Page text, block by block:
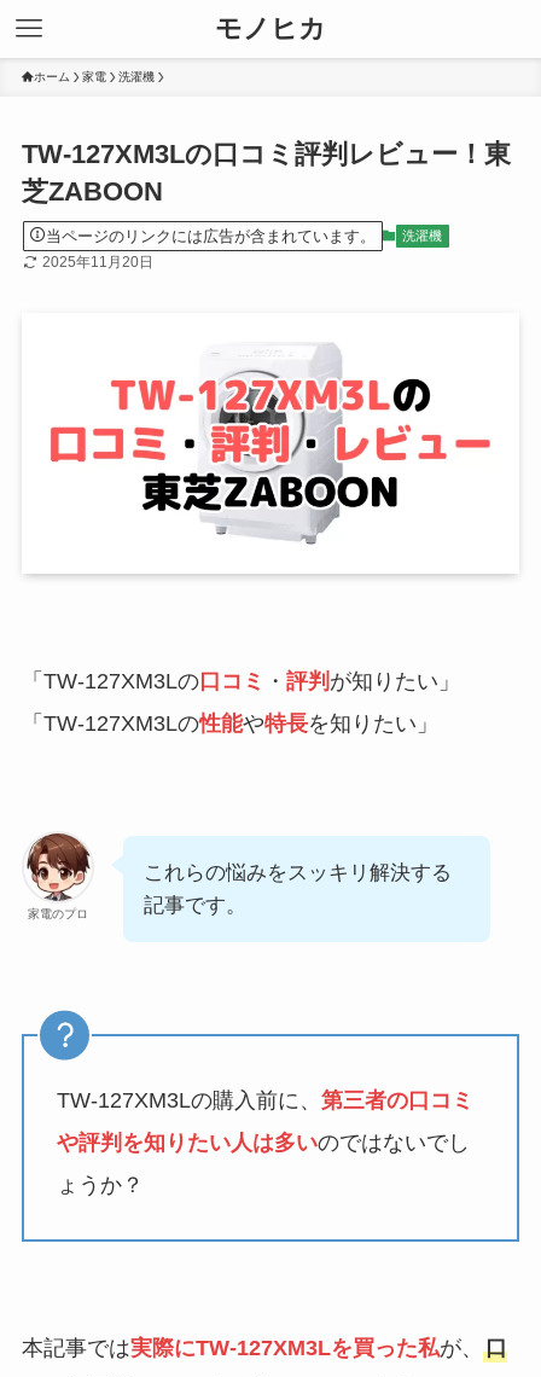
モノヒカ
ホーム 家電 洗濯機
TW-127XM3Lの口コミ評判レビュー！東
芝ZABOON
当ページのリンクには広告が含まれています。 洗濯機
2025年11月20日
「TW-127XM3Lの口コミ ・ 評判 が知りたい」
「TW-127XM3Lの性能や特長を知りたい」
家電のプロ
これらの悩みをスッキリ解決する
記事です。
TW-127XM3Lの購入前に、 第三者の口コミ
や評判を知りたい人は多いのではないでし
ょうか？
本記事では実際にTW-127XM3Lを買った私が、 口